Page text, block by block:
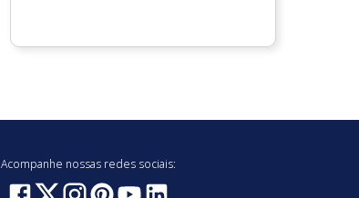
Acompanhe nossas redes sociais: